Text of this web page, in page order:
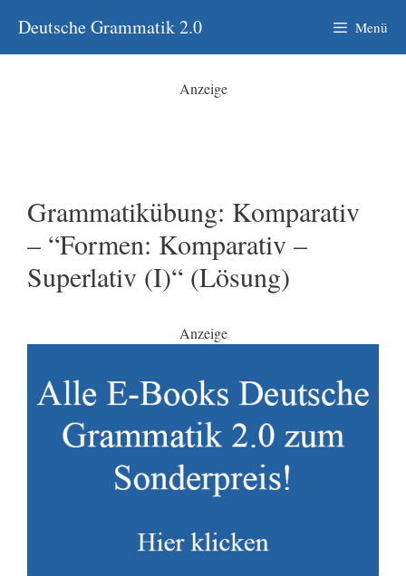
Inhalt
springen
Deutsche Grammatik 2.0 Menü
Anzeige
Grammatikübung: Komparativ
– “Formen: Komparativ –
Superlativ (I)“ (Lösung)
Anzeige